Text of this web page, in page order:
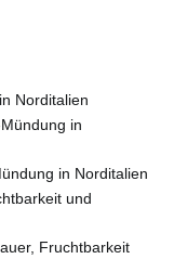
Norditalien
in
in Norditalien
und
Fruchtbarkeit